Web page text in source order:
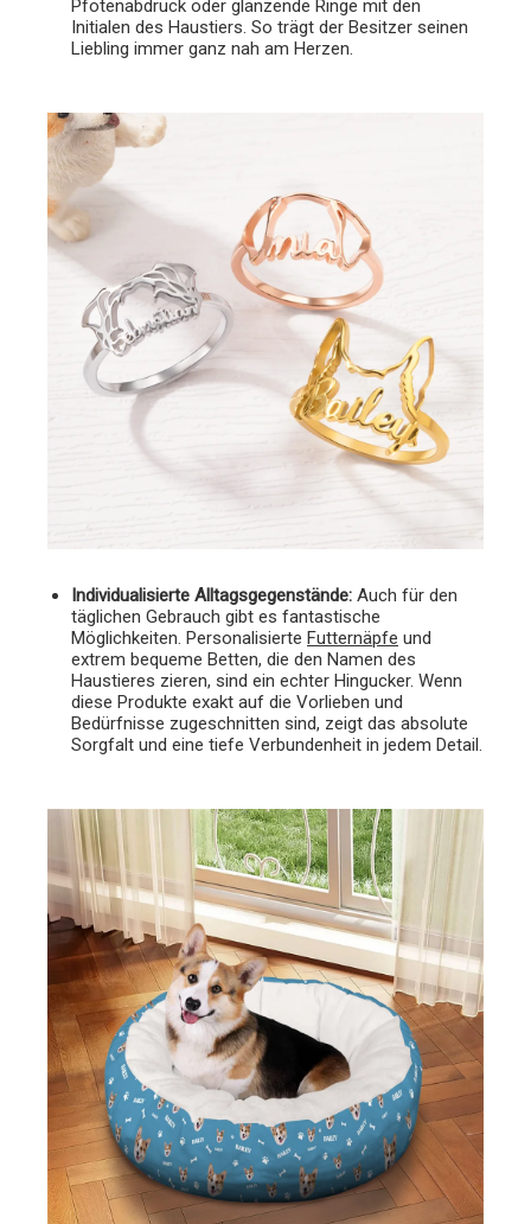
Pfotenabdruck oder glänzende Ringe mit den
Initialen des Haustiers. So trägt der Besitzer seinen
Liebling immer ganz nah am Herzen.
Individualisierte Alltagsgegenstände: Auch für den
täglichen Gebrauch gibt es fantastische
Möglichkeiten. Personalisierte Futternäpfe und
extrem bequeme Betten, die den Namen des
Haustieres zieren, sind ein echter Hingucker. Wenn
diese Produkte exakt auf die Vorlieben und
Bedürfnisse zugeschnitten sind, zeigt das absolute
Sorgfalt und eine tiefe Verbundenheit in jedem Detail.